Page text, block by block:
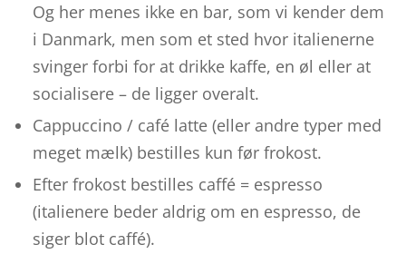
Og her menes ikke en bar, som vi kender dem
i Danmark, men som et sted hvor italienerne
svinger forbi for at drikke kaffe, en øl eller at
socialisere – de ligger overalt.
Cappuccino / café latte (eller andre typer med
meget mælk) bestilles kun før frokost.
Efter frokost bestilles caffé = espresso
(italienere beder aldrig om en espresso, de
siger blot caffé).